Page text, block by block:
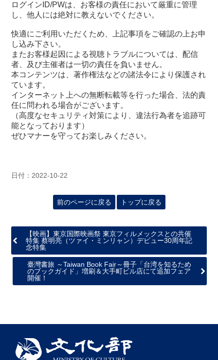
ログインID/PWは、お客様の責任において厳重に管理
し、他人には絶対に教えないでください。
快適にご利用いただくため、上記事項をご確認の上お申
し込み下さい。
またお客様起因による視聴トラブルについては、配信
者、及び主催者は一切の責任を負いません。
本コンテンツは、著作権法などの諸法令により保護され
ています。
インターネット上への無断転載等を行った場合、法的責
任に問われる場合がございます。
（高度なセキュリティ対策により、違法行為者を追跡可
能となっております）
ぜひマナーを守ってお楽しみください。
日付：2022-10-22
前のページに戻る トップに戻る
【映画】東京国際映画祭 東京フィルメックスとの共催
特集 蔡明亮（ツァイ・ミンリャン）デビュー30周年記
念特集
臺灣書旅 ～Taiwan Book Fair～冊子「台湾を知るため
のブックガイド」増刷＆大手町ビル店にて追加フェア
開催！